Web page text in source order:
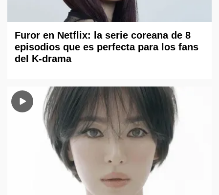
Furor en Netflix: la serie coreana de 8
episodios que es perfecta para los fans
del K-drama